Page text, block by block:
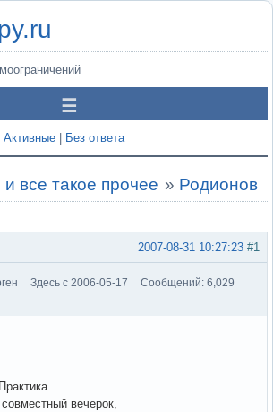
Активные Без ответа
все такое прочее » Родионов
#1
2007-08-31 10:27:23
Здесь с 2006-05-17
Сообщений: 6,029
вечерок,